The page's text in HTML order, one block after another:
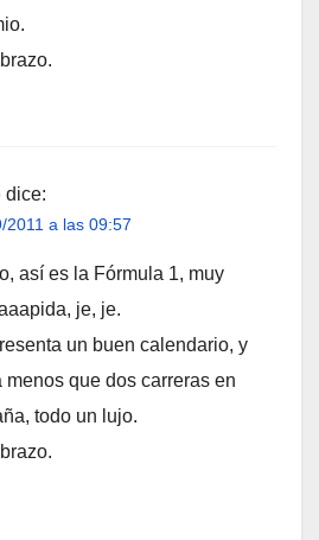
dice:
2011 a las 09:57
así es la Fórmula 1, muy
je, je.
un buen calendario, y
menos que dos carreras en
todo un lujo.